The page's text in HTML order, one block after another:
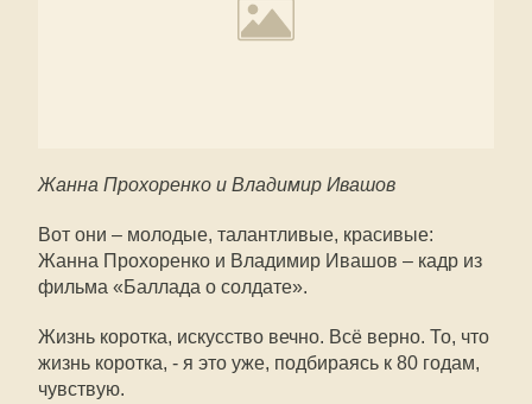
Жанна Прохоренко и Владимир Ивашов
Вот они – молодые, талантливые, красивые:
Жанна Прохоренко и Владимир Ивашов – кадр из
фильма «Баллада о солдате».
Жизнь коротка, искусство вечно. Всё верно. То, что
жизнь коротка, - я это уже, подбираясь к 80 годам,
чувствую.